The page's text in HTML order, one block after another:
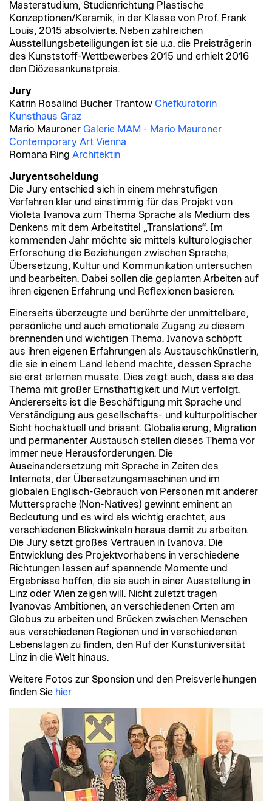
Masterstudium, Studienrichtung Plastische
Konzeptionen/Keramik, in der Klasse von Prof. Frank
Louis, 2015 absolvierte. Neben zahlreichen
Ausstellungsbeteiligungen ist sie u.a. die Preisträgerin
des Kunststoff-Wettbewerbes 2015 und erhielt 2016
den Diözesankunstpreis.
Jury
Katrin Rosalind Bucher Trantow Chefkuratorin
Kunsthaus Graz
Mario Mauroner Galerie MAM - Mario Mauroner
Contemporary Art Vienna
Romana Ring Architektin
Juryentscheidung
Die Jury entschied sich in einem mehrstufigen
Verfahren klar und einstimmig für das Projekt von
Violeta Ivanova zum Thema Sprache als Medium des
Denkens mit dem Arbeitstitel „Translations“. Im
kommenden Jahr möchte sie mittels kulturologischer
Erforschung die Beziehungen zwischen Sprache,
Übersetzung, Kultur und Kommunikation untersuchen
und bearbeiten. Dabei sollen die geplanten Arbeiten auf
ihren eigenen Erfahrung und Reflexionen basieren.
Einerseits überzeugte und berührte der unmittelbare,
persönliche und auch emotionale Zugang zu diesem
brennenden und wichtigen Thema. Ivanova schöpft
aus ihren eigenen Erfahrungen als Austauschkünstlerin,
die sie in einem Land lebend machte, dessen Sprache
sie erst erlernen musste. Dies zeigt auch, dass sie das
Thema mit großer Ernsthaftigkeit und Mut verfolgt.
Andererseits ist die Beschäftigung mit Sprache und
Verständigung aus gesellschafts- und kulturpolitischer
Sicht hochaktuell und brisant. Globalisierung, Migration
und permanenter Austausch stellen dieses Thema vor
immer neue Herausforderungen. Die
Auseinandersetzung mit Sprache in Zeiten des
Internets, der Übersetzungsmaschinen und im
globalen Englisch-Gebrauch von Personen mit anderer
Muttersprache (Non-Natives) gewinnt eminent an
Bedeutung und es wird als wichtig erachtet, aus
verschiedenen Blickwinkeln heraus damit zu arbeiten.
Die Jury setzt großes Vertrauen in Ivanova. Die
Entwicklung des Projektvorhabens in verschiedene
Richtungen lassen auf spannende Momente und
Ergebnisse hoffen, die sie auch in einer Ausstellung in
Linz oder Wien zeigen will. Nicht zuletzt tragen
Ivanovas Ambitionen, an verschiedenen Orten am
Globus zu arbeiten und Brücken zwischen Menschen
aus verschiedenen Regionen und in verschiedenen
Lebenslagen zu finden, den Ruf der Kunstuniversität
Linz in die Welt hinaus.
Weitere Fotos zur Sponsion und den Preisverleihungen
finden Sie hier